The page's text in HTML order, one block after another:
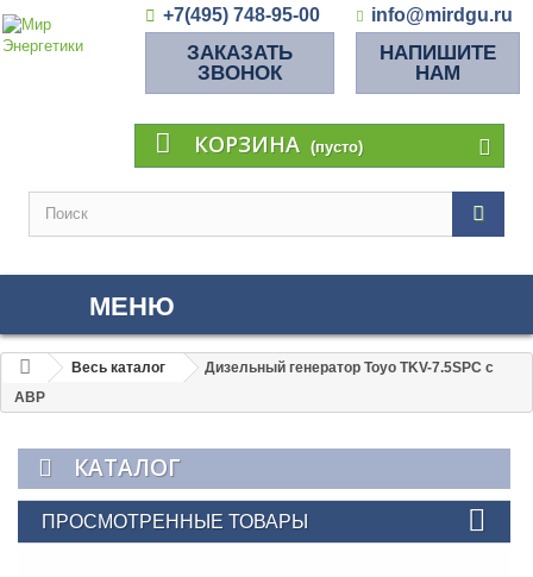
+7(495) 748-95-00 info@mirdgu.ru
ЗАКАЗАТЬ
ЗВОНОК
НАПИШИТЕ
НАМ
КОРЗИНА (пусто)
МЕНЮ
Весь каталог
Дизельный генератор Toyo TKV-7.5SPC с
АВР
КАТАЛОГ
ПРОСМОТРЕННЫЕ ТОВАРЫ